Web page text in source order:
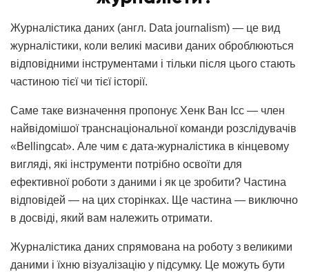
Журналістика даних (англ. Data journalism) — це вид
журналістики, коли великі масиви даних оброблюються
відповідними інструментами і тільки після цього стають
частиною тієї чи тієї історії.
Саме таке визначення пропонує Хенк Ван Ісс — член
найвідомішої транснаціональної команди розслідувачів
«Bellingcat». Але чим є дата-журналістика в кінцевому
вигляді, які інструменти потрібно освоїти для
ефективної роботи з даними і як це зробити? Частина
відповідей — на цих сторінках. Ще частина — виключно
в досвіді, який вам належить отримати.
Журналістика даних спрямована на роботу з великими
даними і їхню візуалізацію у підсумку. Це можуть бути